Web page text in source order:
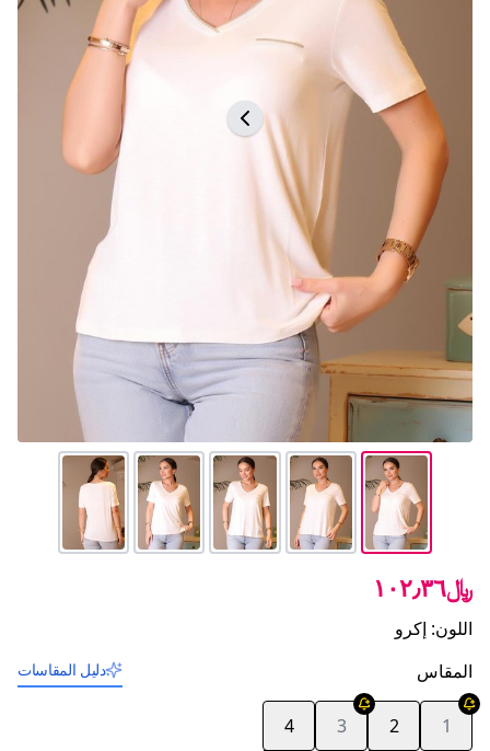
﷼١٠٢٫٣٦
اللون: إكرو
المقاس
دليل المقاسات
1
2
3
4